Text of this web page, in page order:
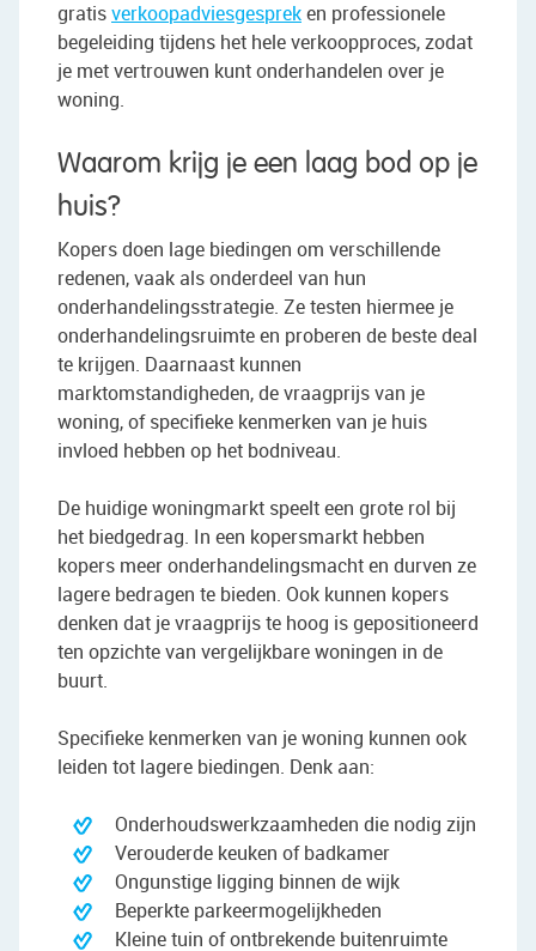
gratisverkoopadviesgespreken professionele
begeleiding tijdens het hele verkoopproces, zodat
je met vertrouwen kunt onderhandelen over je
woning.
Waarom krijg je een laag bod op je
huis?
Kopers doen lage biedingen om verschillende
redenen, vaak als onderdeel van hun
onderhandelingsstrategie. Ze testen hiermee je
onderhandelingsruimte en proberen de beste deal
te krijgen. Daarnaast kunnen
marktomstandigheden, de vraagprijs van je
woning, of specifieke kenmerken van je huis
invloed hebben op het bodniveau.
De huidige woningmarkt speelt een grote rol bij
het biedgedrag. In een kopersmarkt hebben
kopers meer onderhandelingsmacht en durven ze
lagere bedragen te bieden. Ook kunnen kopers
denken dat je vraagprijs te hoog is gepositioneerd
ten opzichte van vergelijkbare woningen in de
buurt.
Specifieke kenmerken van je woning kunnen ook
leiden tot lagere biedingen. Denk aan:
Onderhoudswerkzaamheden die nodig zijn
Verouderde keuken of badkamer
Ongunstige ligging binnen de wijk
Beperkte parkeermogelijkheden
Kleine tuin of ontbrekende buitenruimte